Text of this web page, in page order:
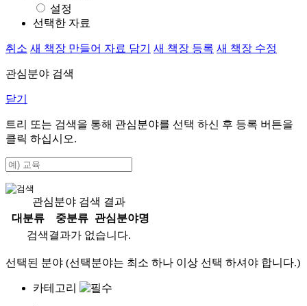
설정
선택한 자료
취소 새 책장 만들어 자료 담기 새 책장 등록 새 책장 수정
관심분야 검색
닫기
트리 또는 검색을 통해 관심분야를 선택 하신 후 등록 버튼을
클릭 하십시오.
관심분야 검색 결과
대분류
중분류
관심분야명
검색결과가 없습니다.
선택된 분야 (선택분야는 최소 하나 이상 선택 하셔야 합니다.)
카테고리